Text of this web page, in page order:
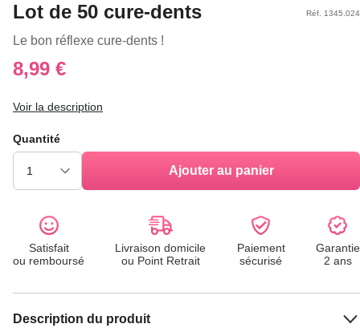
Lot de 50 cure-dents
Le bon réflexe cure-dents !
Réf. 1345.024
8,99 €
Voir la description
Quantité
Ajouter au panier
Satisfait
ou remboursé
Livraison domicile
ou Point Retrait
Paiement
sécurisé
Garantie
2 ans
Description du produit